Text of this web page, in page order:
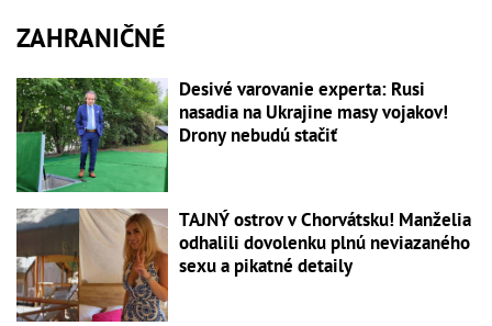
ZAHRANIČNÉ
Desivé varovanie experta: Rusi
nasadia na Ukrajine masy vojakov!
Drony nebudú stačiť
TAJNÝ ostrov v Chorvátsku! Manželia
odhalili dovolenku plnú neviazaného
sexu a pikatné detaily